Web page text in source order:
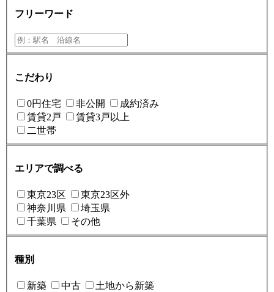
フリーワード
こだわり
0円住宅 非公開
成約済み
賃貸2戸
賃貸3戸以上
二世帯
エリアで調べる
東京23区
東京23区外
神奈川県
埼玉県
千葉県
その他
種別
新築 中古 土地から新築